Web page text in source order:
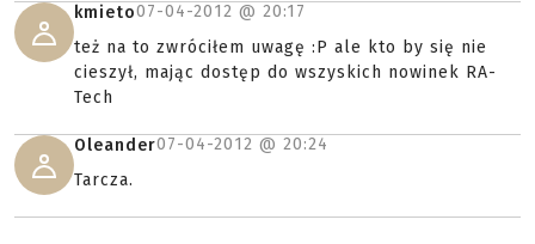
kmieto07-04-2012 @ 20:17
też na to zwróciłem uwagę :P ale kto by się nie
cieszył, mając dostęp do wszyskich nowinek RA-
Tech
Oleander07-04-2012 @ 20:24
Tarcza.